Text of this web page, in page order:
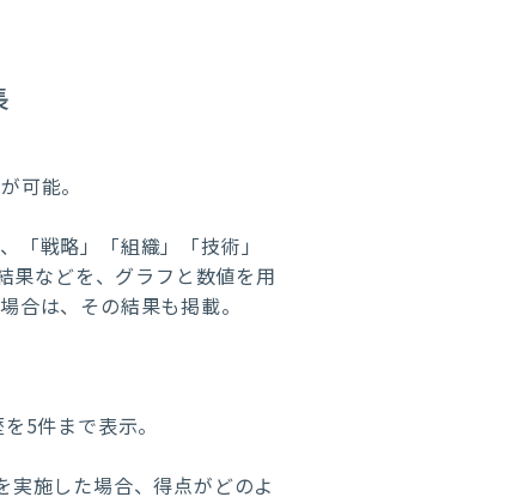
可能。
「戦略」「組織」「技術」
果などを、グラフと数値を用
合は、その結果も掲載。
5件まで表示。
施した場合、得点がどのよ